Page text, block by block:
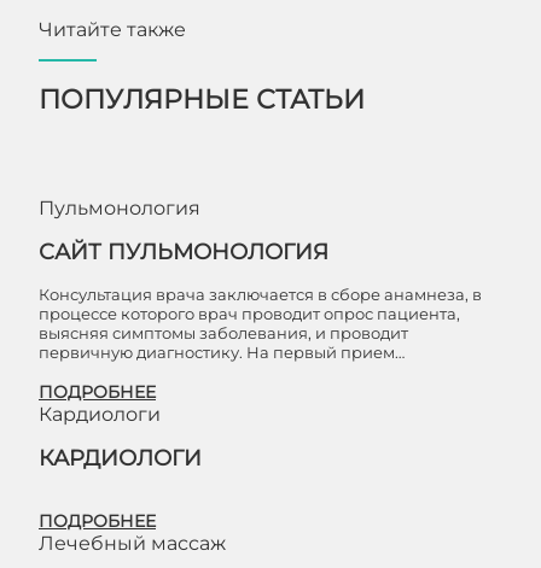
Читайте также
ПОПУЛЯРНЫЕ СТАТЬИ
Пульмонология
САЙТ ПУЛЬМОНОЛОГИЯ
Консультация врача заключается в сборе анамнеза, в
процессе которого врач проводит опрос пациента,
выясняя симптомы заболевания, и проводит
первичную диагностику. На первый прием…
ПОДРОБНЕЕ
Кардиологи
КАРДИОЛОГИ
ПОДРОБНЕЕ
Лечебный массаж